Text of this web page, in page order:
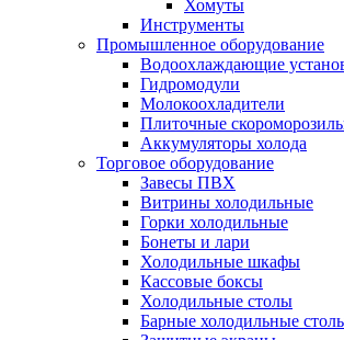
Хомуты
Инструменты
Промышленное оборудование
Водоохлаждающие
Гидромодули
Молокоохладители
Плиточные
Аккумуляторы холода
Торговое оборудование
Завесы ПВХ
Витрины холодильные
Горки холодильные
Бонеты и лари
Холодильные шкафы
Кассовые боксы
Холодильные столы
Барные холодильные